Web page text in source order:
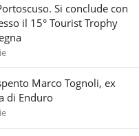
Si conclude con
il 15° Tourist Trophy
Marco Tognoli, ex
di Enduro